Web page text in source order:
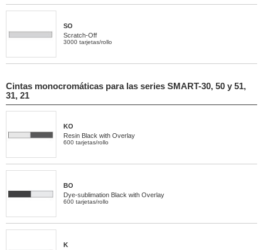
SO
Scratch-Off
3000 tarjetas/rollo
Cintas monocromáticas para las series SMART-30, 50 y 51,
31, 21
KO
Resin Black with Overlay
600 tarjetas/rollo
BO
Dye-sublimation Black with Overlay
600 tarjetas/rollo
K